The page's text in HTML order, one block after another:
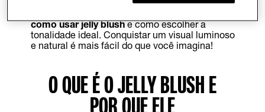
como usar jelly blushe como escolher a
tonalidade ideal. Conquistar um visual luminoso
e natural é mais fácil do que você imagina!
O QUE É O JELLY BLUSH E
POR QUE ELE